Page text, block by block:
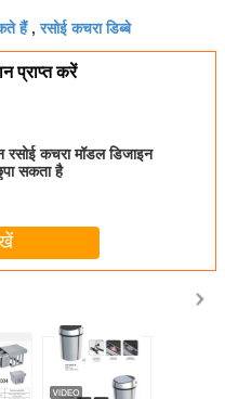
हैं,रसोई कचरा डिब्बे
प्राप्त करें
रसोई कचरा मॉडल डिजाइन
सकता है